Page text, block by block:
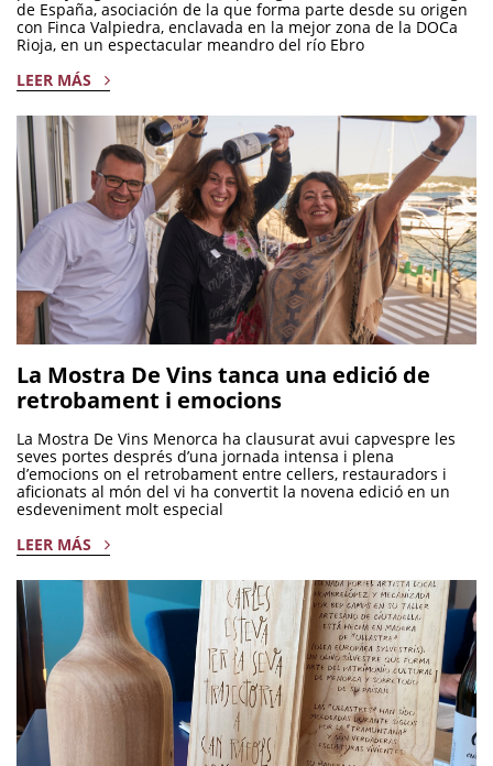
de España, asociación de la que forma parte desde su origen
con Finca Valpiedra, enclavada en la mejor zona de la DOCa
Rioja, en un espectacular meandro del río Ebro
LEER MÁS
La Mostra De Vins tanca una edició de
retrobament i emocions
La Mostra De Vins Menorca ha clausurat avui capvespre les
seves portes després d’una jornada intensa i plena
d’emocions on el retrobament entre cellers, restauradors i
aficionats al món del vi ha convertit la novena edició en un
esdeveniment molt especial
LEER MÁS